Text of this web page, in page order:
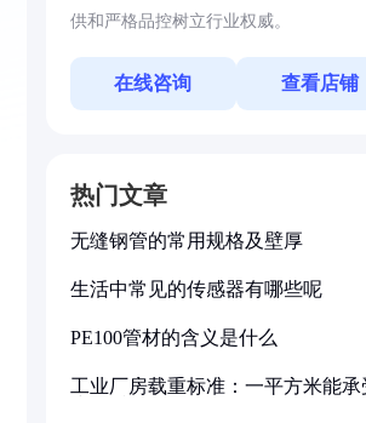
供和严格品控树立行业权威。
在线咨询 查看店铺
热门文章
无缝钢管的常用规格及壁厚
生活中常见的传感器有哪些呢
PE100管材的含义是什么
工业厂房载重标准：一平方米能承